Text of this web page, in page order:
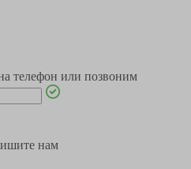
телефон или позвоним
нам